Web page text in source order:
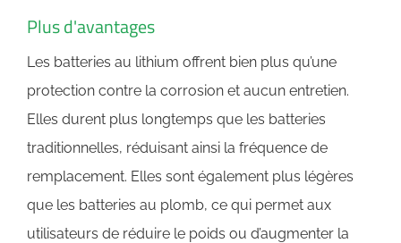
Plus d'avantages
Les batteries au lithium offrent bien plus qu’une
protection contre la corrosion et aucun entretien.
Elles durent plus longtemps que les batteries
traditionnelles, réduisant ainsi la fréquence de
remplacement. Elles sont également plus légères
que les batteries au plomb, ce qui permet aux
utilisateurs de réduire le poids ou d’augmenter la